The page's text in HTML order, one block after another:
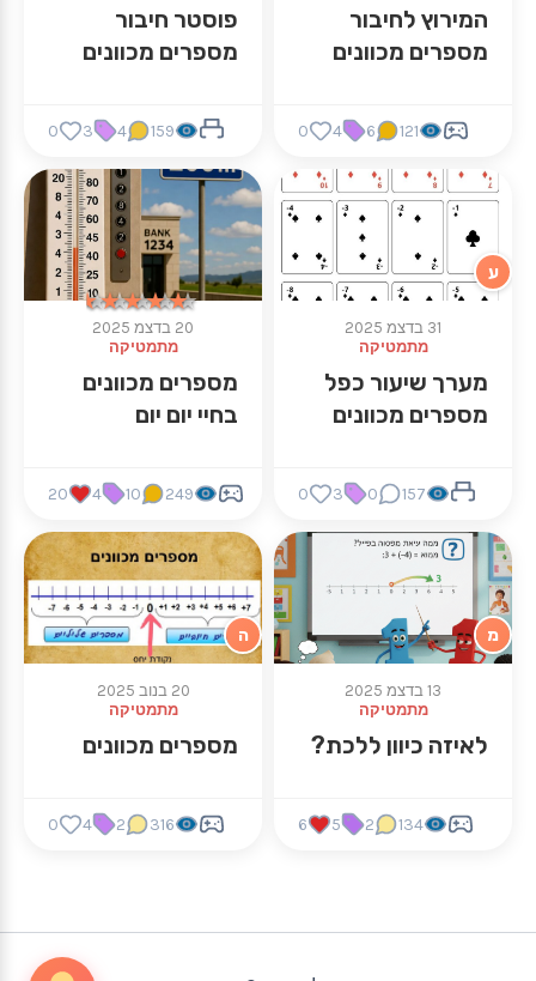
המירוץ לחיבור
מספרים מכוונים
121
6
4
0
פוסטר חיבור
מספרים מכוונים
159
4
3
0
ע
31 בדצמ 2025
מתמטיקה
מערך שיעור כפל
מספרים מכוונים
157
0
3
0
★★★★★
★★★★★
20 בדצמ 2025
מתמטיקה
מספרים מכוונים
בחיי יום יום
249
10
4
20
מ
13 בדצמ 2025
מתמטיקה
לאיזה כיוון ללכת?
134
2
5
6
ה
20 בנוב 2025
מתמטיקה
מספרים מכוונים
316
2
4
0